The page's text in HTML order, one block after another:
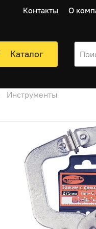
Контакты О
Каталог
Инструменты